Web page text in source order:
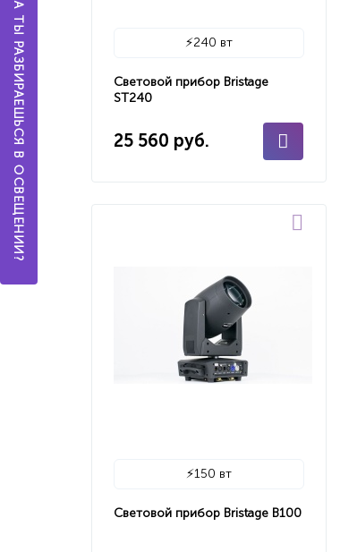
⚡240 вт
Световой прибор Bristage
ST240
25 560 руб.
⚡150 вт
Световой прибор Bristage B100
А ТЫ РАЗБИРАЕШЬСЯ В ОСВЕЩЕНИИ?